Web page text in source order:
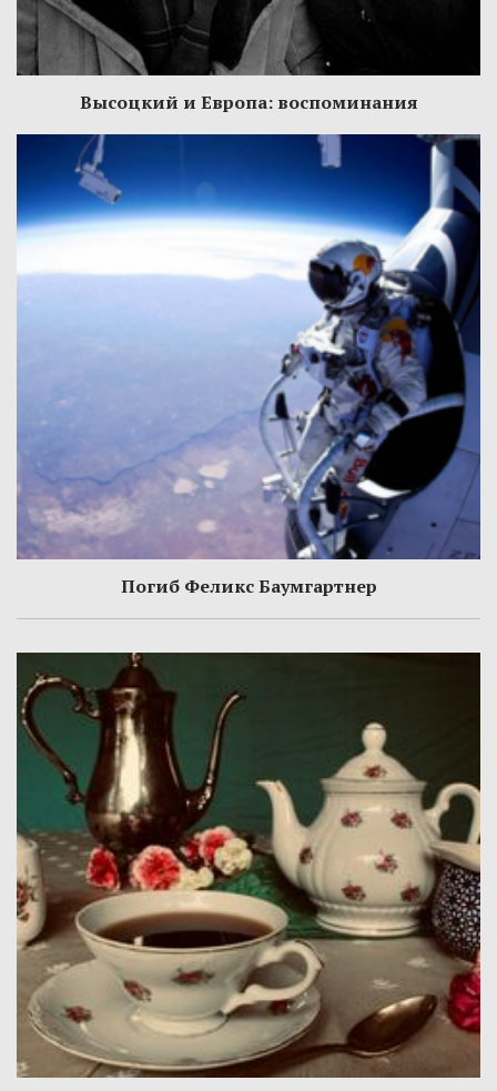
Высоцкий и Европа: воспоминания
Погиб Феликс Баумгартнер